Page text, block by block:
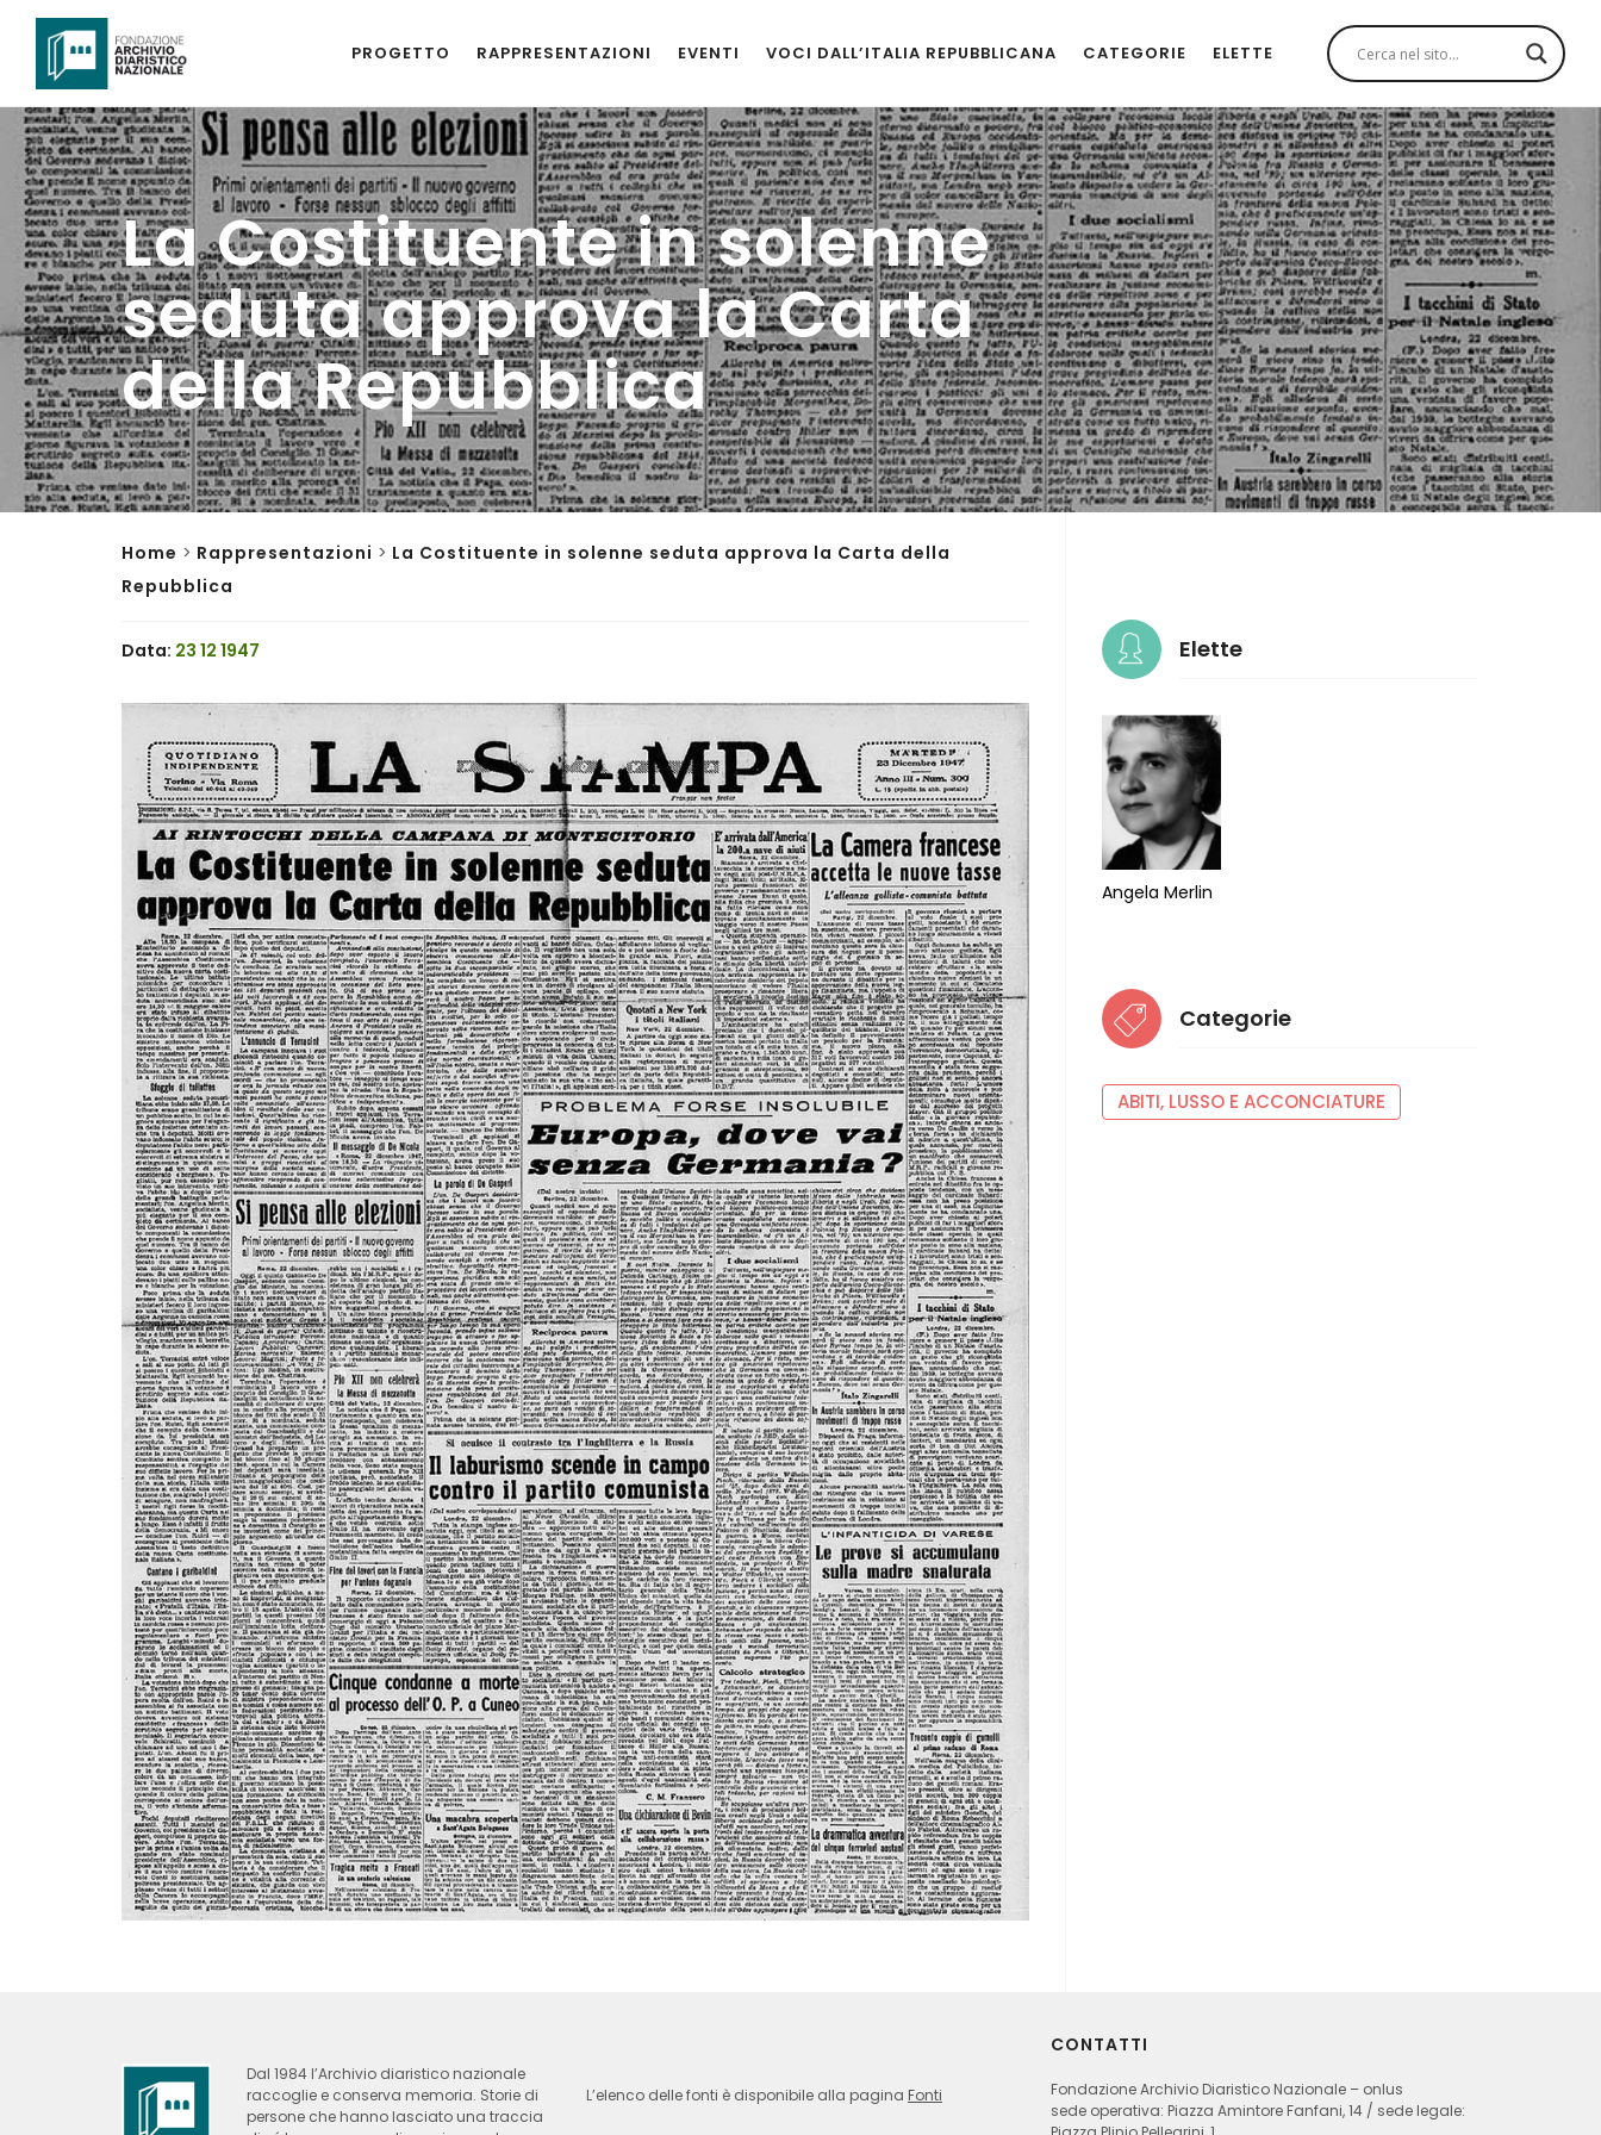
PROGETTO RAPPRESENTAZIONI EVENTI VOCI DALL’ITALIA REPUBBLICANA CATEGORIE ELETTE
La Costituente in solenne
seduta approva la Carta
della Repubblica
Home > Rappresentazioni > La Costituente in solenne seduta approva la Carta della
Repubblica
Data: 23 12 1947 Elette
Angela Merlin
Categorie
ABITI, LUSSO E ACCONCIATURE
Dal 1984 l’Archivio diaristico nazionale
raccoglie e conserva memoria. Storie di
persone che hanno lasciato una traccia
L’elenco delle fonti è disponibile alla pagina Fonti
CONTATTI
Fondazione Archivio Diaristico Nazionale – onlus
sede operativa: Piazza Amintore Fanfani, 14 / sede legale: